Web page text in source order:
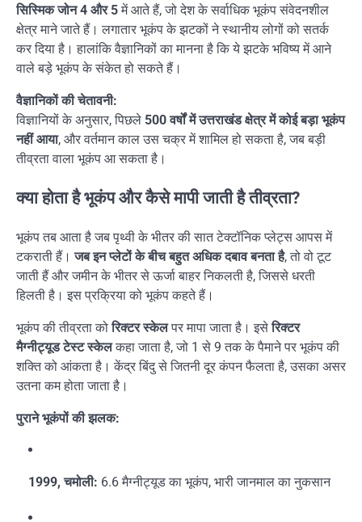
सिस्मिक जोन 4 और 5में आते हैं, जो देश के सर्वाधिक भूकंप संवेदनशील
क्षेत्र माने जाते हैं। लगातार भूकंप के झटकों ने स्थानीय लोगों को सतर्क
कर दिया है। हालांकि वैज्ञानिकों का मानना है कि ये झटके भविष्य में आने
वाले बड़े भूकंप के संकेत हो सकते हैं।
वैज्ञानिकों की चेतावनी:
विज्ञानियों के अनुसार, पिछले 500 वर्षों में उत्तराखंड क्षेत्र में कोई बड़ा भूकंप
नहीं आया, और वर्तमान काल उस चक्र में शामिल हो सकता है, जब बड़ी
तीव्रता वाला भूकंप आ सकता है।
क्या होता है भूकंप और कैसे मापी जाती है तीव्रता?
भूकंप तब आता है जब पृथ्वी के भीतर की सात टेक्टॉनिक प्लेट्स आपस में
टकराती हैं।जब इन प्लेटों के बीच बहुत अधिक दबाव बनता है, तो वो टूट
जाती हैं और जमीन के भीतर से ऊर्जा बाहर निकलती है, जिससे धरती
हिलती है। इस प्रक्रिया को भूकंप कहते हैं।
भूकंप की तीव्रता कोरिक्टर स्केलपर मापा जाता है। इसेरिक्टर
मैग्नीट्यूड टेस्ट स्केलकहा जाता है, जो 1 से 9 तक के पैमाने पर भूकंप की
शक्ति को आंकता है। केंद्र बिंदु से जितनी दूर कंपन फैलता है, उसका असर
उतना कम होता जाता है।
पुराने भूकंपों की झलक:
1999, चमोली: 6.6 मैग्नीट्यूड का भूकंप, भारी जानमाल का नुकसान